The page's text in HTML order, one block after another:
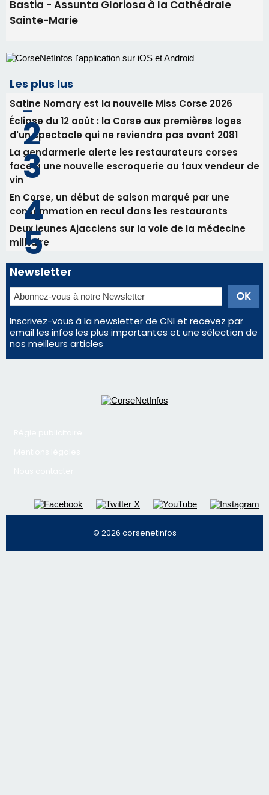
Éclipse du 12 août : la Corse aux premières loges
d'un spectacle qui ne reviendra pas avant 2081
face à une nouvelle escroquerie au faux vendeur de
En Corse, un début de saison marqué par une
consommation en recul dans les restaurants
Deux jeunes Ajacciens sur la voie de la médecine
militaire
Newsletter
Inscrivez-vous à la newsletter de CNI et recevez par
email les infos les plus importantes et une sélection de
nos meilleurs articles
Régie publicitaire
Mentions légales
Nous contacter